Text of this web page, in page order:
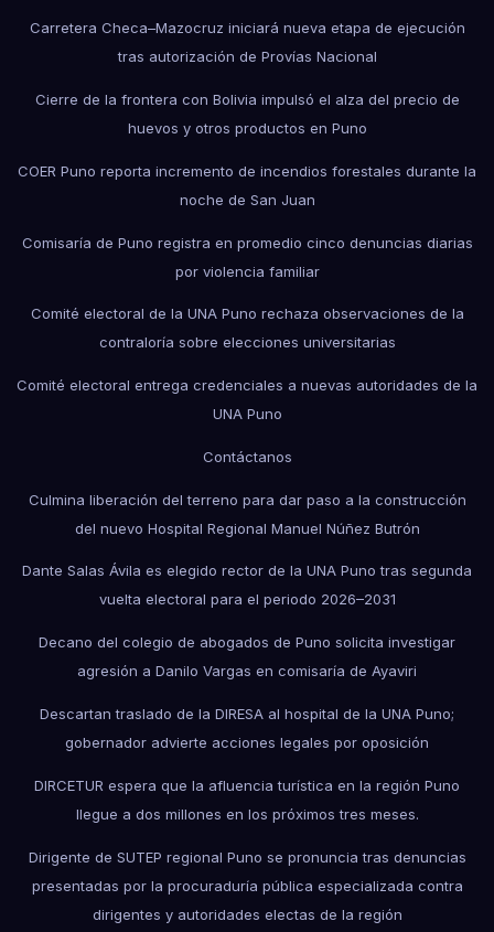
Carretera Checa–Mazocruz iniciará nueva etapa de ejecución
tras autorización de Provías Nacional
Cierre de la frontera con Bolivia impulsó el alza del precio de
huevos y otros productos en Puno
COER Puno reporta incremento de incendios forestales durante la
noche de San Juan
Comisaría de Puno registra en promedio cinco denuncias diarias
por violencia familiar
Comité electoral de la UNA Puno rechaza observaciones de la
contraloría sobre elecciones universitarias
Comité electoral entrega credenciales a nuevas autoridades de la
UNA Puno
Contáctanos
Culmina liberación del terreno para dar paso a la construcción
del nuevo Hospital Regional Manuel Núñez Butrón
Dante Salas Ávila es elegido rector de la UNA Puno tras segunda
vuelta electoral para el periodo 2026–2031
Decano del colegio de abogados de Puno solicita investigar
agresión a Danilo Vargas en comisaría de Ayaviri
Descartan traslado de la DIRESA al hospital de la UNA Puno;
gobernador advierte acciones legales por oposición
DIRCETUR espera que la afluencia turística en la región Puno
llegue a dos millones en los próximos tres meses.
Dirigente de SUTEP regional Puno se pronuncia tras denuncias
presentadas por la procuraduría pública especializada contra
dirigentes y autoridades electas de la región